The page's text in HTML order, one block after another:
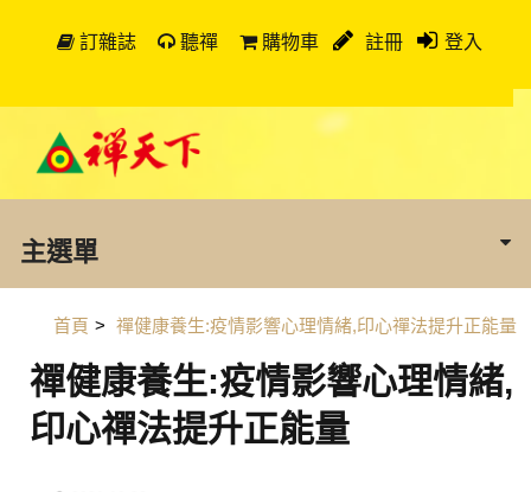
訂雜誌 聽禪 購物車 註冊 登入
主選單
首頁 > 禪健康養生:疫情影響心理情緒,印心禪法提升正能量
禪健康養生:疫情影響心理情緒,
印心禪法提升正能量